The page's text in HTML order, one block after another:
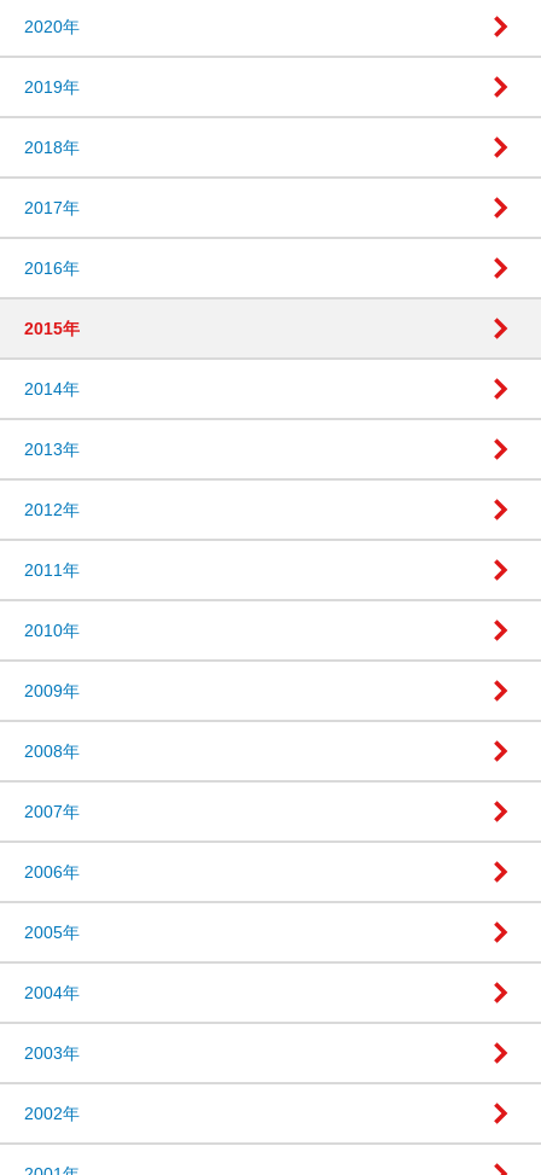
2020年
2019年
2018年
2017年
2016年
2015年
2014年
2013年
2012年
2011年
2010年
2009年
2008年
2007年
2006年
2005年
2004年
2003年
2002年